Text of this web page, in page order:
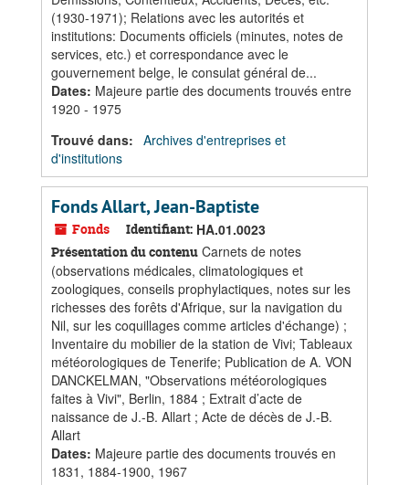
(1930-1971); Relations avec les autorités et
institutions: Documents officiels (minutes, notes de
services, etc.) et correspondance avec le
gouvernement belge, le consulat général de...
Dates: Majeure partie des documents trouvés entre
1920 - 1975
Trouvé dans: Archives d'entreprises et
d'institutions
Fonds Allart, Jean-Baptiste
Fonds Identifiant: HA.01.0023
Présentation du contenu Carnets de notes
(observations médicales, climatologiques et
zoologiques, conseils prophylactiques, notes sur les
richesses des forêts d'Afrique, sur la navigation du
Nil, sur les coquillages comme articles d'échange) ;
Inventaire du mobilier de la station de Vivi; Tableaux
météorologiques de Tenerife; Publication de A. VON
DANCKELMAN, "Observations météorologiques
faites à Vivi", Berlin, 1884 ; Extrait d’acte de
naissance de J.-B. Allart ; Acte de décès de J.-B.
Allart
Dates: Majeure partie des documents trouvés en
1831, 1884-1900, 1967